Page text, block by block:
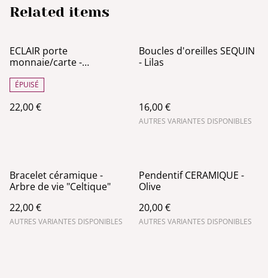
Related items
ECLAIR porte
monnaie/carte -
ÉPUISÉ
22,00 €
Boucles d'oreilles SEQUIN
- Lilas
16,00 €
AUTRES VARIANTES DISPONIBLES
Bracelet céramique -
Arbre de vie "Celtique"
22,00 €
AUTRES VARIANTES DISPONIBLES
Pendentif CERAMIQUE -
Olive
20,00 €
AUTRES VARIANTES DISPONIBLES